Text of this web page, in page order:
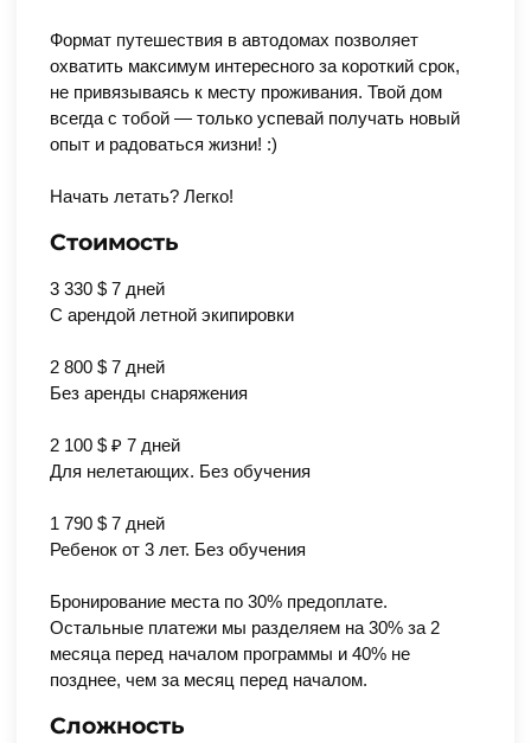
Формат путешествия в автодомах позволяет
охватить максимум интересного за короткий срок,
не привязываясь к месту проживания. Твой дом
всегда с тобой — только успевай получать новый
опыт и радоваться жизни! :)
Начать летать? Легко!
Стоимость
3 330 $ 7 дней
С арендой летной экипировки
2 800 $ 7 дней
Без аренды снаряжения
2 100 $ ₽ 7 дней
Для нелетающих. Без обучения
1 790 $ 7 дней
Ребенок от 3 лет. Без обучения
Бронирование места по 30% предоплате.
Остальные платежи мы разделяем на 30% за 2
месяца перед началом программы и 40% не
позднее, чем за месяц перед началом.
Сложность